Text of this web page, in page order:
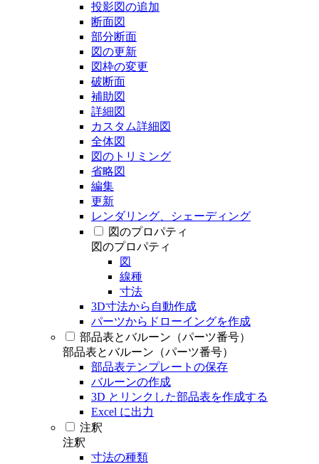
投影図の追加
断面図
部分断面
図の更新
図枠の変更
破断面
補助図
詳細図
カスタム詳細図
全体図
図のトリミング
省略図
編集
更新
レンダリング、シェーディング
図のプロパティ
図のプロパティ
図
線種
寸法
3D寸法から自動作成
パーツからドローイングを作成
部品表とバルーン（パーツ番号）
部品表とバルーン（パーツ番号）
部品表テンプレートの保存
バルーンの作成
3D とリンクした部品表を作成する
Excel に出力
注釈
注釈
寸法の種類